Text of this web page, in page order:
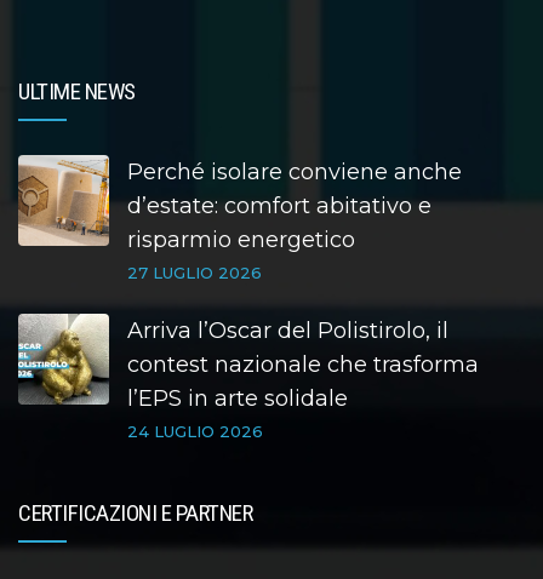
ULTIME NEWS
Perché isolare conviene anche
d’estate: comfort abitativo e
risparmio energetico
27 LUGLIO 2026
Arriva l’Oscar del Polistirolo, il
contest nazionale che trasforma
l’EPS in arte solidale
24 LUGLIO 2026
CERTIFICAZIONI E PARTNER